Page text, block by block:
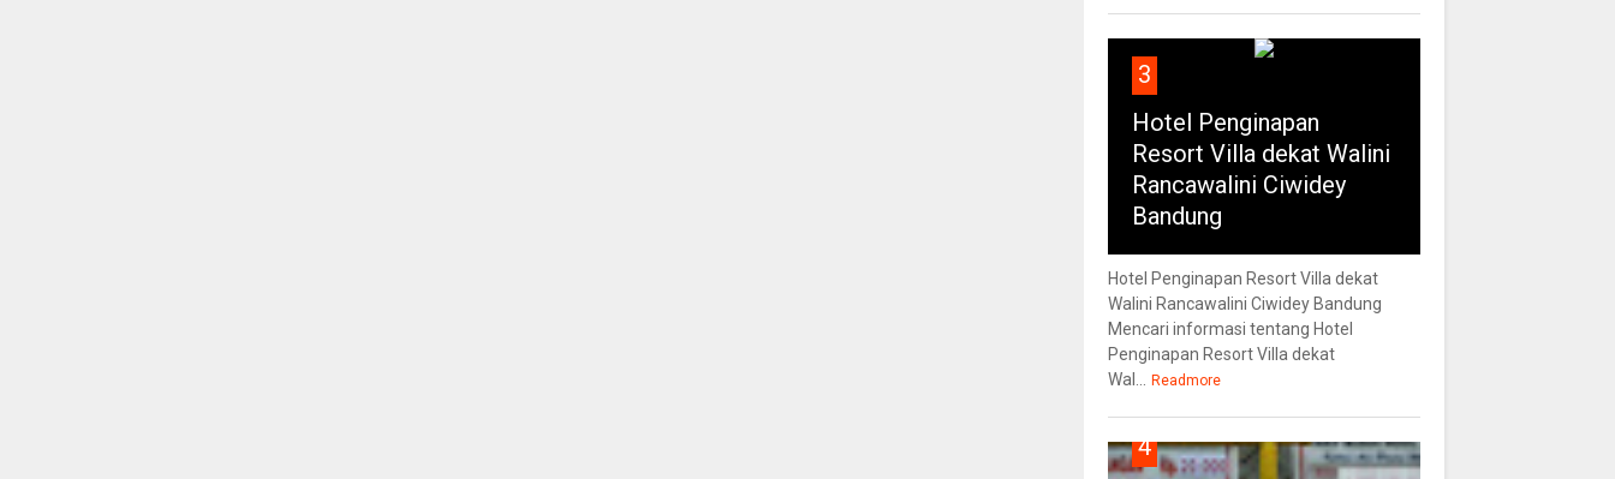
3
Hotel Penginapan
Resort Villa dekat Walini
Rancawalini Ciwidey
Bandung
Hotel Penginapan Resort Villa dekat
Walini Rancawalini Ciwidey Bandung
Mencari informasi tentang Hotel
Penginapan Resort Villa dekat
Wal... Readmore
4